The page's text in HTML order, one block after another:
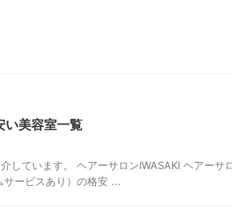
い美容室一覧
しています。 ヘアーサロンIWASAKI ヘアーサ
ービスあり）の格安 ...